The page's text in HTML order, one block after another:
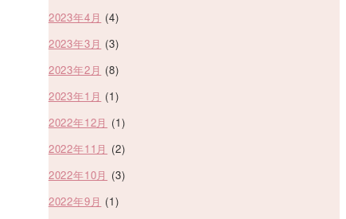
2023年4月 (4)
2023年3月 (3)
2023年2月 (8)
2023年1月 (1)
2022年12月 (1)
2022年11月 (2)
2022年10月 (3)
2022年9月 (1)